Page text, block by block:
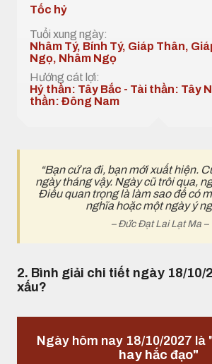
Tốc hỷ
Tuổi xung ngày:
Nhâm Tý, Bính Tý, Giáp Thân,
Ngọ, Nhâm Ngọ
Hướng cát lợi:
Hỷ thần: Tây Bắc - Tài thần: Tây
thần: Đông Nam
“Bạn cứ ra đi, bạn mới xuất hiện.
ngày tháng vậy. Ngày cũ trôi qua,
Điều quan trọng là làm sao để có
nghĩa hoặc một ngày ý
– Đức Đạt Lai Lạt Ma –
2. Bình giải chi tiết ngày 18/10/
xấu?
Ngày hôm nay 18/10/2027 là
hay hắc đạo"